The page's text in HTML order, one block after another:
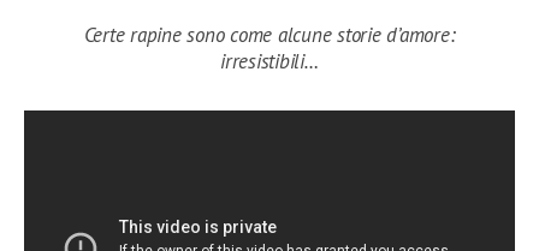
Certe rapine sono come alcune storie d’amore:
irresistibili…